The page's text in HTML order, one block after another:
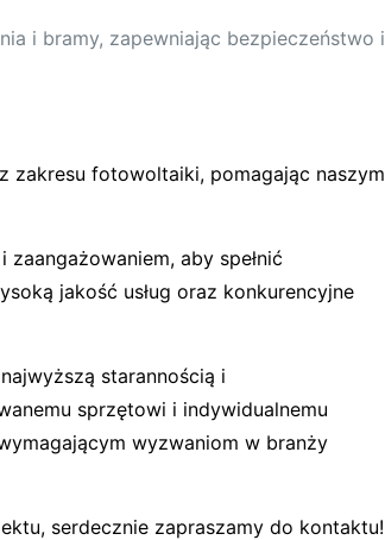
i bramy, zapewniając bezpieczeństwo i
zakresu fotowoltaiki, pomagając naszym
aby spełnić
jakość usług oraz konkurencyjne
starannością i
sprzętowi i indywidualnemu
wyzwaniom w branży
serdecznie zapraszamy do kontaktu!